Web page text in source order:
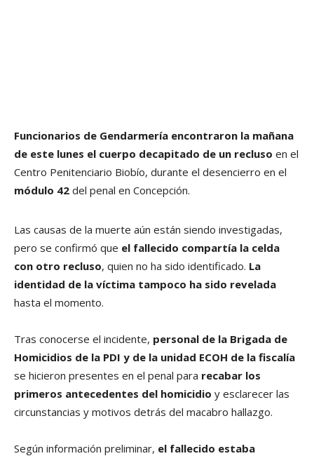
Funcionarios de Gendarmería encontraron la mañana
de este lunes el cuerpo decapitado de un recluso en el
Centro Penitenciario Biobío, durante el desencierro en el
módulo 42 del penal en Concepción.
Las causas de la muerte aún están siendo investigadas,
pero se confirmó que el fallecido compartía la celda
con otro recluso, quien no ha sido identificado. La
identidad de la víctima tampoco ha sido revelada
hasta el momento.
Tras conocerse el incidente, personal de la Brigada de
Homicidios de la PDI y de la unidad ECOH de la fiscalía
se hicieron presentes en el penal para recabar los
primeros antecedentes del homicidio y esclarecer las
circunstancias y motivos detrás del macabro hallazgo.
Según información preliminar, el fallecido estaba